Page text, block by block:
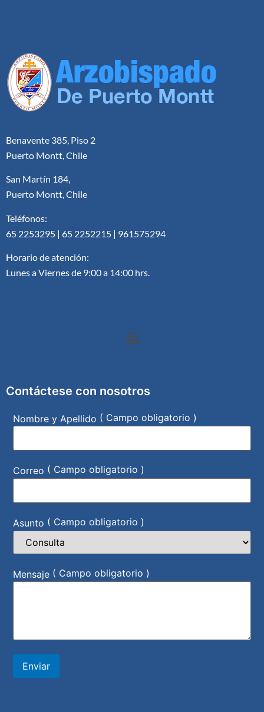
Benavente 385, Piso 2
Puerto Montt, Chile
San Martín 184,
Puerto Montt, Chile
Teléfonos:
65 2253295 | 65 2252215 | 961575294
Horario de atención:
Lunes a Viernes de 9:00 a 14:00 hrs.
Contáctese con nosotros
Nombre y Apellido ( Campo obligatorio )
Correo ( Campo obligatorio )
Asunto ( Campo obligatorio )
Mensaje ( Campo obligatorio )
Enviar